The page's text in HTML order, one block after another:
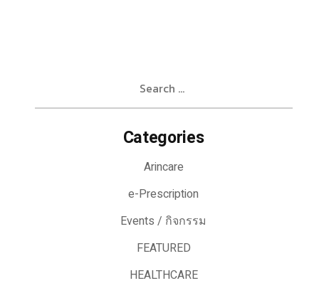
Categories
Arincare
e-Prescription
Events / กิจกรรม
FEATURED
HEALTHCARE